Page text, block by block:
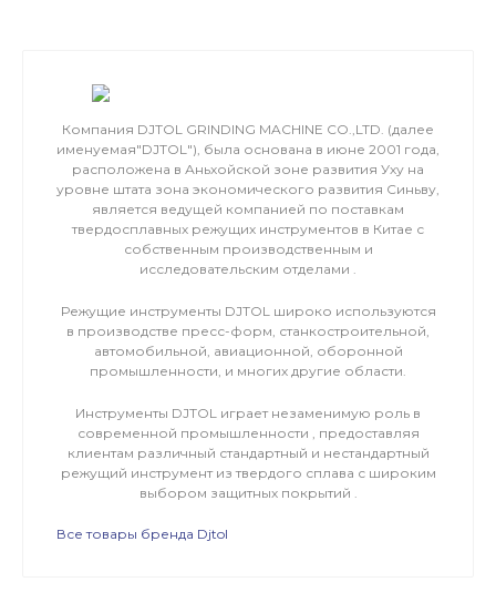
Компания DJTOL GRINDING MACHINE CO.,LTD. (далее
именуемая"DJTOL"), была основана в июне 2001 года,
расположена в Аньхойской зоне развития Уху на
уровне штата зона экономического развития Синьву,
является ведущей компанией по поставкам
твердосплавных режущих инструментов в Китае с
собственным производственным и
исследовательским отделами .
Режущие инструменты DJTOL широко используются
в производстве пресс-форм, станкостроительной,
автомобильной, авиационной, оборонной
промышленности, и многих другие области.
Инструменты DJTOL играет незаменимую роль в
современной промышленности , предоставляя
клиентам различный стандартный и нестандартный
режущий инструмент из твердого сплава с широким
выбором защитных покрытий .
Все товары бренда Djtol